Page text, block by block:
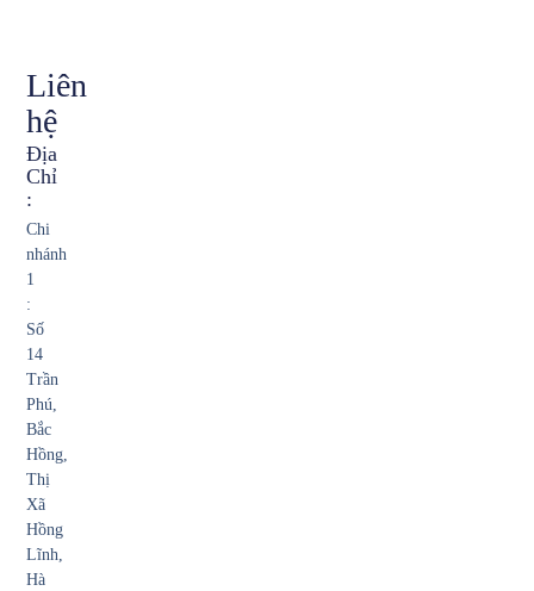
Liên
hệ
Địa
Chỉ
:
Chi
nhánh
1
:
Số
14
Trần
Phú,
Bắc
Hồng,
Thị
Xã
Hồng
Lĩnh,
Hà